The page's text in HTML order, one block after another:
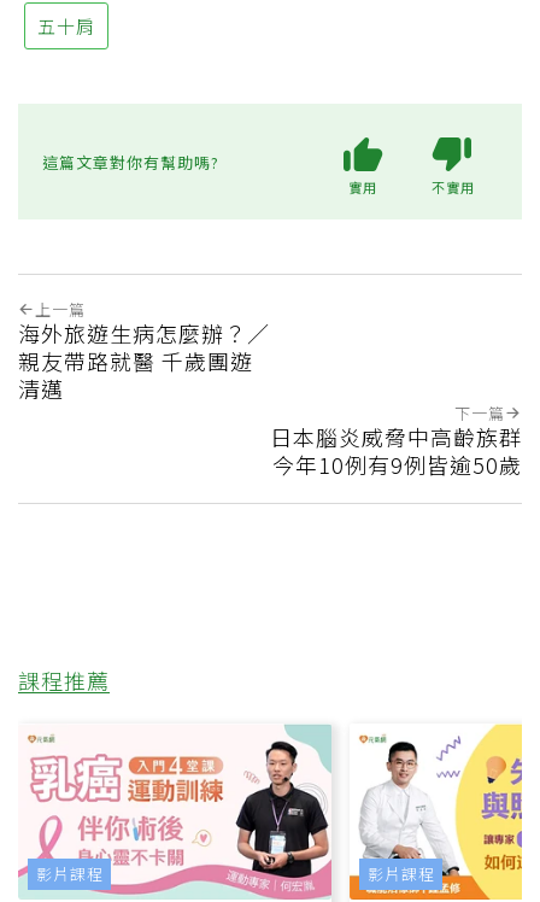
五十肩
這篇文章對你有幫助嗎?
實用 不實用
上一篇
海外旅遊生病怎麼辦？／
親友帶路就醫 千歲團遊
清邁
下一篇
日本腦炎威脅中高齡族群
今年10例有9例皆逾50歲
課程推薦
影片課程 影片課程